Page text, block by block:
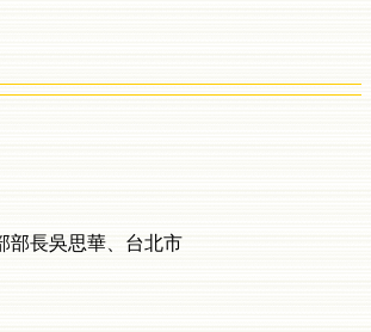
部長吳思華、台北市